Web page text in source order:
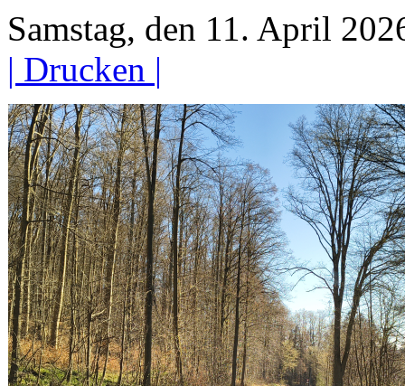
Samstag, den 11. April
| Drucken |